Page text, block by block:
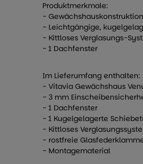
Produktmerkmale:
-
- Leichtgängige,
- Kittloses Verglasungs-
- 1 Dachfenster
Im Lieferumfang enthalten:
- Vitavia Gewächshaus
- 3 mm
- 1 Dachfenster
- 1 Kugelgelagerte
- Kittloses
- rostfreie
- Montagematerial